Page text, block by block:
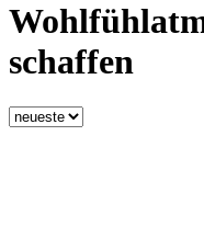
schaffen